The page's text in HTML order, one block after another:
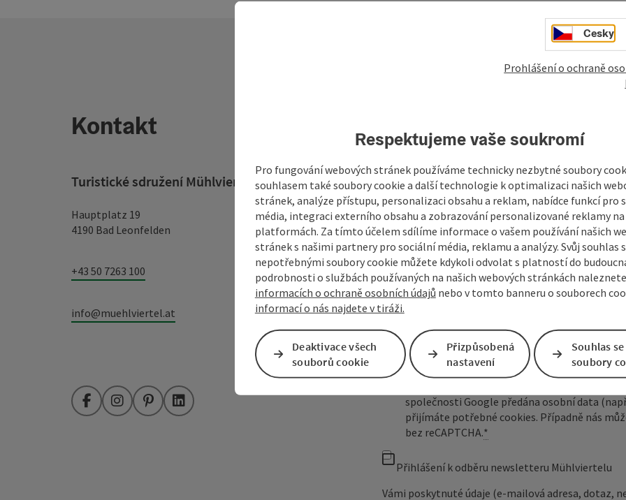
Kontakt
Turistické sdružení Mühlviertel
Hauptplatz 19
4190 Bad Leonfelden
+43 50 7263 100
info@muehlviertel.at
FacebookInstagramPinterestLinkedIn
Vaše zpráva pro
Mühlviertel
Pole označená*jsou povinná
křestní jméno, jméno příjmení
nezávazná poptávka
společnosti Google předána osobní data
přijímáte potřebné cookies. Případně nás
bez reCAPTCHA.*
Přihlášení k odběru newsletteru Mühlviertelu
Vámi poskytnuté údaje (e-mailová adresa, dotaz,
Cesky
Prohlášení o ochraně
Respektujeme vaše soukromí
Pro fungování webových stránek používáme technicky nezbytné soubory
souhlasem také soubory cookie a další technologie k optimalizaci našich
stránek, analýze přístupu, personalizaci obsahu a reklam, nabídce funkcí pro
média, integraci externího obsahu a zobrazování personalizované reklamy
platformách. Za tímto účelem sdílíme informace o vašem používání našich
stránek s našimi partnery pro sociální média, reklamu a analýzy. Svůj souhlas
nepotřebnými soubory cookie můžete kdykoli odvolat s platností do
podrobnosti o službách používaných na našich webových stránkách
informacích o ochraně osobních údajů nebo v tomto banneru o souborech
informací o nás najdete v tiráži.
Deaktivace všech
souborů cookie
Přizpůsobená
nastavení
Souhlas
soubory